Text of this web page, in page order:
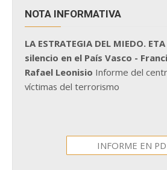
NOTA INFORMATIVA
LA ESTRATEGIA DEL MIEDO.
silencio en el País Vasco -
Rafael Leonisio Informe del
víctimas del terrorismo
INFORME EN